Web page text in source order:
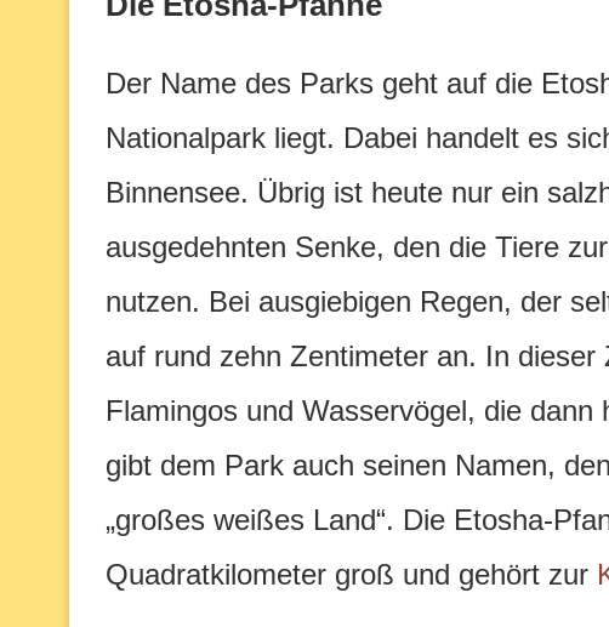
Der Name des Parks geht auf die
Nationalpark liegt. Dabei handelt es
Binnensee. Übrig ist heute nur ein
ausgedehnten Senke, den die Tiere
nutzen. Bei ausgiebigen Regen, der
auf rund zehn Zentimeter an. In
Flamingos und Wasservögel, die
gibt dem Park auch seinen Namen,
„großes weißes Land“. Die Etosha-
Quadratkilometer groß und gehört zur